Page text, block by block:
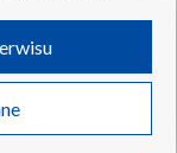
w likwidacji
Ciebie
identyfikatory